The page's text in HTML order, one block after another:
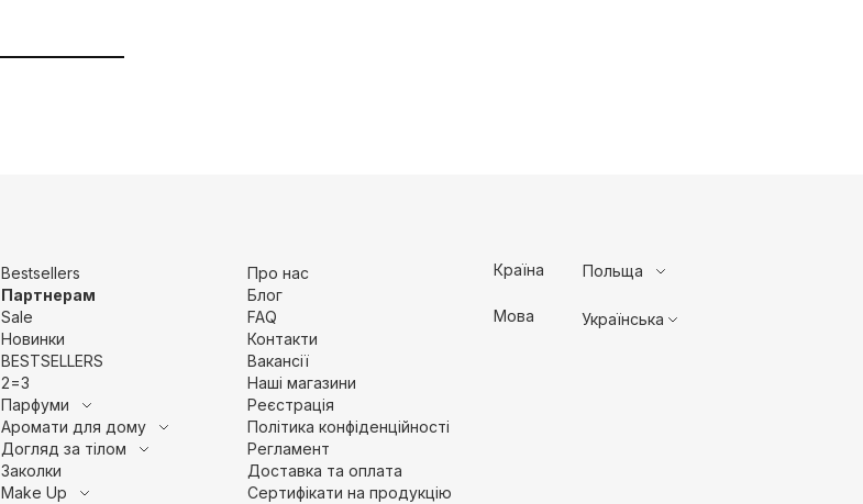
Bestsellers
Партнерам
Sale
Новинки
BESTSELLERS
2=3
Парфуми
Аромати для дому
Догляд за тілом
Заколки
Make Up
Про нас
Блог
FAQ
Контакти
Вакансії
Наші магазини
Pеєстрація
Політика конфіденційності
Регламент
Доставка та оплата
Сертифікати на продукцію
Країна Польща
Мова Українська